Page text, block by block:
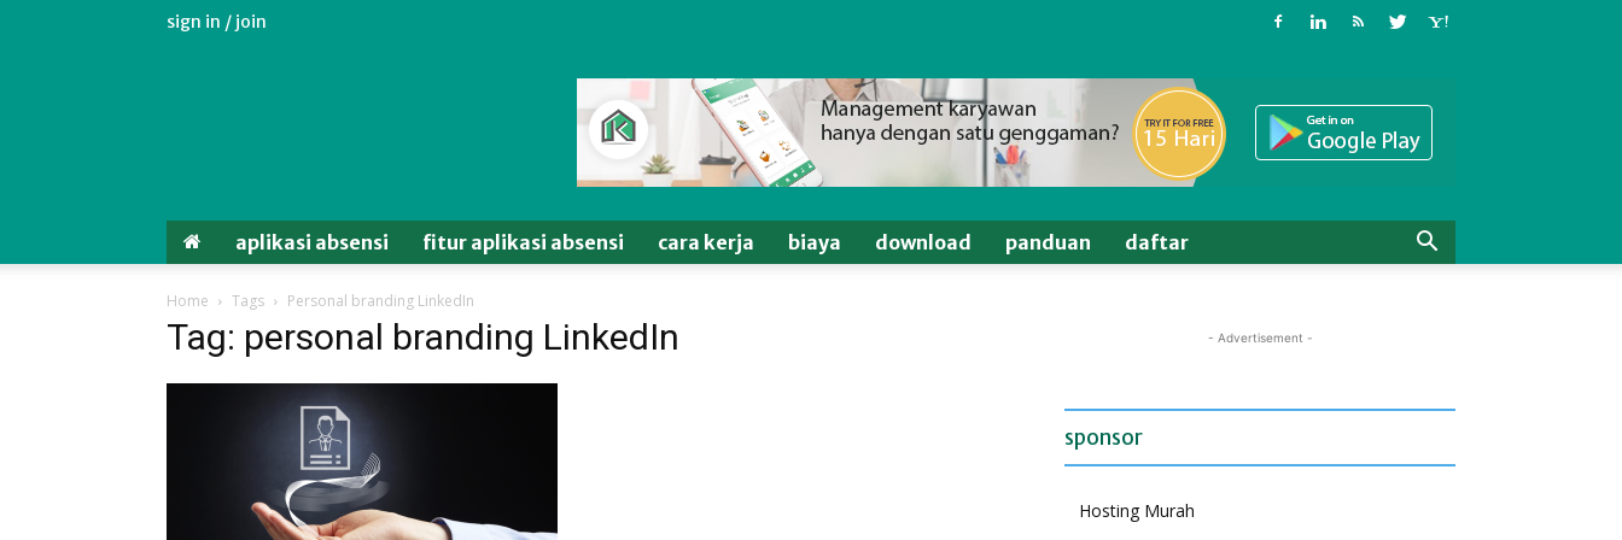
sign in / join
aplikasi absensi fitur aplikasi absensi cara kerja biaya download panduan daftar
Home Tags Personal branding LinkedIn
Tag: personal branding LinkedIn - Advertisement -
sponsor
Hosting Murah